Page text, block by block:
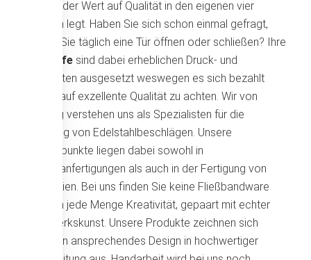
wissen, der Wert auf Qualität in den eigenen vier
Wänden legt. Haben Sie sich schon einmal gefragt,
wie oft Sie täglich eine Tür öffnen oder schließen? Ihre
Türgriffe sind dabei erheblichen Druck- und
Zugkräften ausgesetzt weswegen es sich bezahlt
macht, auf exzellente Qualität zu achten. Wir von
Werding verstehen uns als Spezialisten für die
Fertigung von Edelstahlbeschlägen. Unsere
Schwerpunkte liegen dabei sowohl in
Spezialanfertigungen als auch in der Fertigung von
Kleinserien. Bei uns finden Sie keine Fließbandware
sondern jede Menge Kreativität, gepaart mit echter
Handwerkskunst. Unsere Produkte zeichnen sich
durch ein ansprechendes Design in hochwertiger